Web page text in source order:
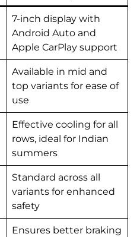
7-inch display with
Android Auto and
Apple CarPlay support
Available in mid and
top variants for ease of
use
Effective cooling for all
rows, ideal for Indian
summers
Standard across all
variants for enhanced
safety
Ensures better braking